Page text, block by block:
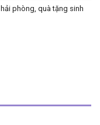
phòng quà tặng sinh